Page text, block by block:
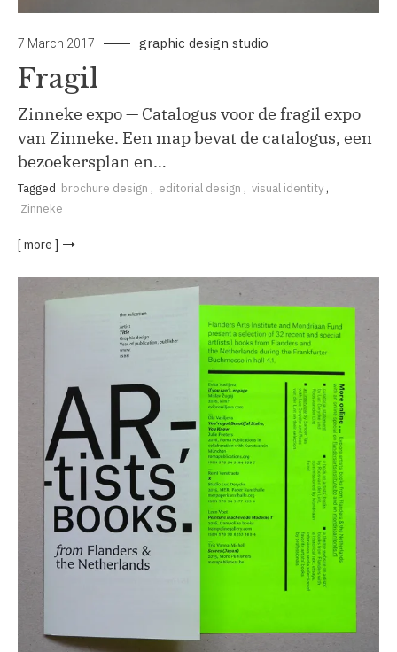
7 March 2017 graphic design studio
Fragil
Zinneke expo — Catalogus voor de fragil expo
van Zinneke. Een map bevat de catalogus, een
bezoekersplan en…
Tagged brochure design , editorial design , visual identity,
Zinneke
[ more ]